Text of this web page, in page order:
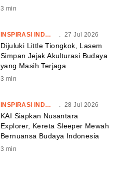
3 min
INSPIRASI INDONESIA . 27 Jul 2026
Dijuluki Little Tiongkok, Lasem
Simpan Jejak Akulturasi Budaya
yang Masih Terjaga
3 min
INSPIRASI INDONESIA . 28 Jul 2026
KAI Siapkan Nusantara
Explorer, Kereta Sleeper Mewah
Bernuansa Budaya Indonesia
3 min